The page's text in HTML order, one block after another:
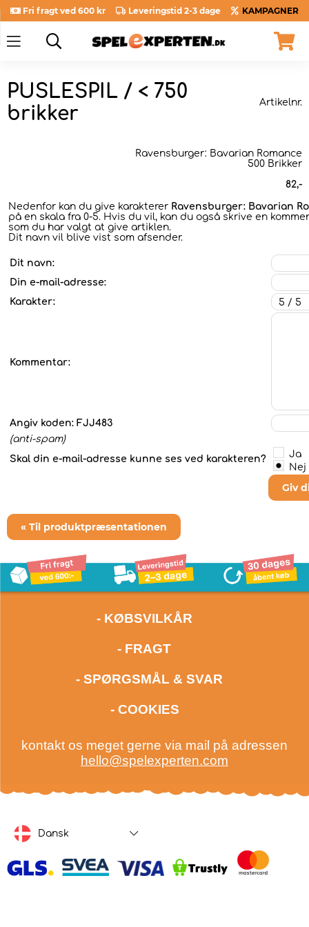
Fri fragt ved 600 kr Leveringstid 2-3 dage KAMPAGNER
PUSLESPIL / < 750
brikker
Artikelnr.
Ravensburger: Bavarian Romance
500 Brikker
82,-
Nedenfor kan du give karakterer Ravensburger: Bavarian
på en skala fra 0-5. Hvis du vil, kan du også skrive en
som du har valgt at give artiklen.
Dit navn vil blive vist som afsender.
Dit navn:
Din e-mail-adresse:
Karakter:
Kommentar:
Angiv koden: FJJ483
(anti-spam)
Skal din e-mail-adresse kunne ses ved karakteren?
Ja
Nej
Giv
« Til produktpræsentationen
- KØBSVILKÅR
- FRAGT
- SPØRGSMÅL & SVAR
- COOKIES
kontakt os meget gerne via mail på adressen
hello@spelexperten.com
Dansk